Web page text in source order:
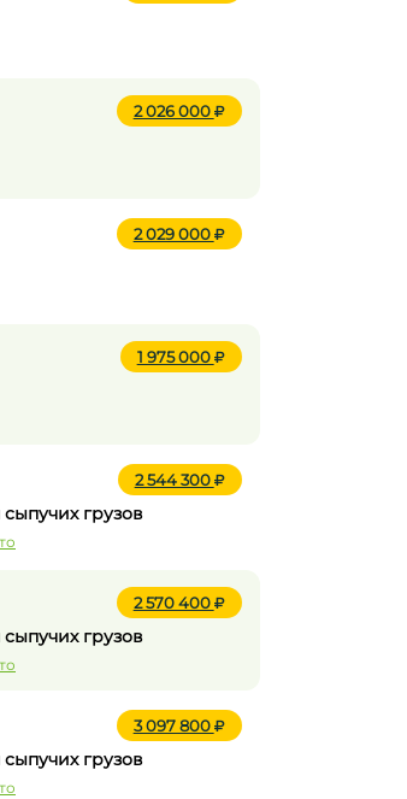
2 026 000
2 029 000
1 975 000
2 544 300
грузов
2 570 400
грузов
3 097 800
грузов